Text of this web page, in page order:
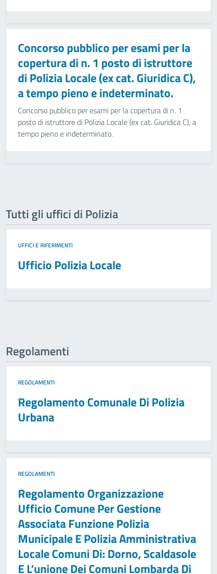
Concorso pubblico per esami per la
copertura di n. 1 posto di istruttore
di Polizia Locale (ex cat. Giuridica C),
a tempo pieno e indeterminato.
Concorso pubblico per esami per la copertura di n. 1
posto di istruttore di Polizia Locale (ex cat. Giuridica C), a
tempo pieno e indeterminato.
Tutti gli uffici di Polizia
UFFICI E RIFERIMENTI
Ufficio Polizia Locale
Regolamenti
REGOLAMENTI
Regolamento Comunale Di Polizia
Urbana
REGOLAMENTI
Regolamento Organizzazione
Ufficio Comune Per Gestione
Associata Funzione Polizia
Municipale E Polizia Amministrativa
Locale Comuni Di: Dorno, Scaldasole
E L’unione Dei Comuni Lombarda Di